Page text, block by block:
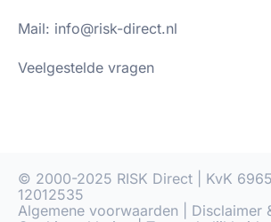
Mail: info@risk-direct.nl
Veelgestelde vragen
© 2000-2025 RISK Direct | KvK
12012535
Algemene voorwaarden
Disclaimer